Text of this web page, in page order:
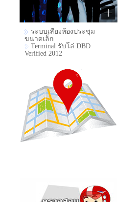
ระบบเสียงห้องประชุม
ขนาดเล็ก
Terminal รับโล่ DBD
Verified 2012